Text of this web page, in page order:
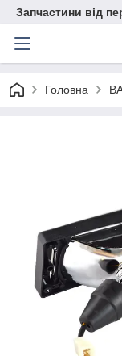
Запчастини від
Головна